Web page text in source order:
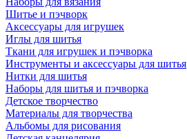
Шитье и пэчворк
Аксессуары для игрушек
Иглы для шитья
Ткани для игрушек и пэчворка
Инструменты и аксессуары для шитья
Нитки для шитья
Наборы для шитья и пэчворка
Детское творчество
Материалы для творчества
Альбомы для рисования